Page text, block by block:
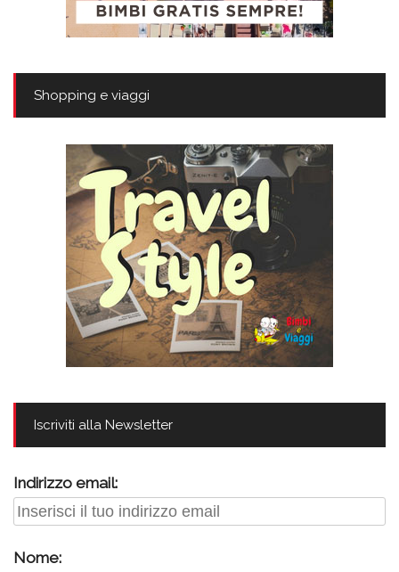
Shopping e viaggi
Iscriviti alla Newsletter
Indirizzo email:
Nome: